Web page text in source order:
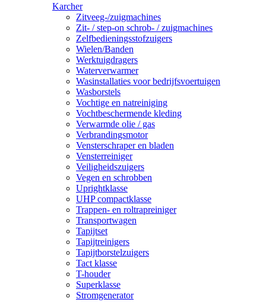
Karcher
Zitveeg-/zuigmachines
Zit- / step-on schrob- / zuigmachines
Zelfbedieningsstofzuigers
Wielen/Banden
Werktuigdragers
Waterverwarmer
Wasinstallaties voor bedrijfsvoertuigen
Wasborstels
Vochtige en natreiniging
Vochtbeschermende kleding
Verwarmde olie / gas
Verbrandingsmotor
Vensterschraper en bladen
Vensterreiniger
Veiligheidszuigers
Vegen en schrobben
Uprightklasse
UHP compactklasse
Trappen- en roltrapreiniger
Transportwagen
Tapijtset
Tapijtreinigers
Tapijtborstelzuigers
Tact klasse
T-houder
Superklasse
Stromgenerator